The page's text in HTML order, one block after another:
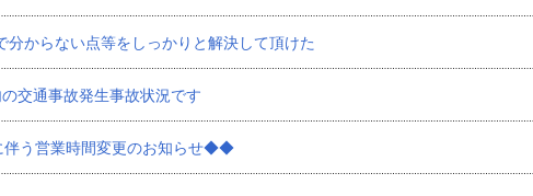
からない点等をしっかりと解決して頂けた
交通事故発生事故状況です
う営業時間変更のお知らせ◆◆